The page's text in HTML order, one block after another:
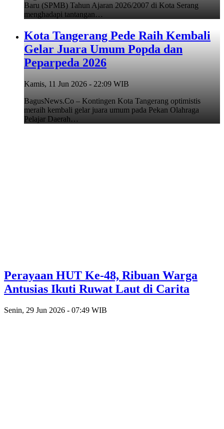
Baru (SPMB) Tahun Ajaran 2026/2007 di Kota Serang
menghadapi tantangan…
Kota Tangerang Pede Raih Kembali
Gelar Juara Umum Popda dan
Peparpeda 2026
Kamis, 11 Jun 2026 - 22:09 WIB
BagusNews.Co – Kontingen Kota Tangerang optimistis
meraih kembali gelar juara umum pada Pekan Olahraga
Pelajar Daerah…
Perayaan HUT Ke-48, Ribuan Warga
Antusias Ikuti Ruwat Laut di Carita
Senin, 29 Jun 2026 - 07:49 WIB